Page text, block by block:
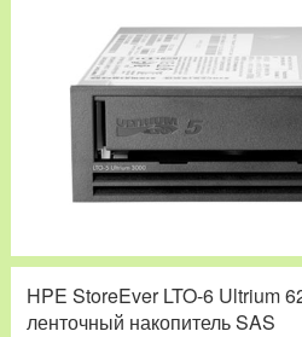
HPE StoreEver LTO-6 Ultrium
ленточный накопитель SAS